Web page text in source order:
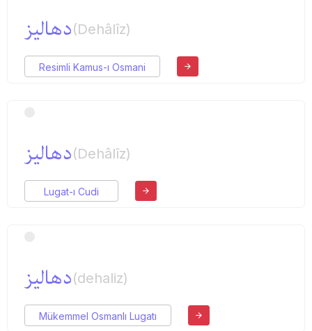
دهالیز(Dehâlîz)
Resimli Kamus-ı Osmani
دهالیز(Dehâlîz)
Lugat-ı Cudi
دهالیز(dehaliz)
Mükemmel Osmanlı Lugatı